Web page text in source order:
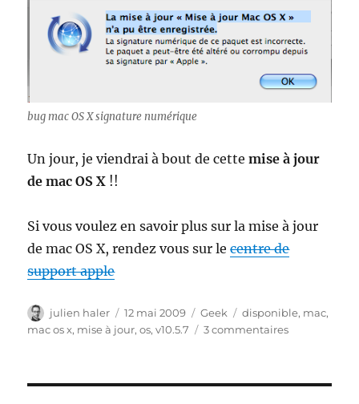
bug mac OS X signature numérique
Un jour, je viendrai à bout de cettemise à jour
de mac OS X !!
Si vous voulez en savoir plus sur la mise à jour
de mac OS X, rendez vous sur lecentre de
support apple
Auteur
julien haler
Publié
le
12 mai 2009 Catégories
Geek Étiquettes
disponible, mac,
mac os x, mise à jour,os,v10.5.7 3 commentairessur